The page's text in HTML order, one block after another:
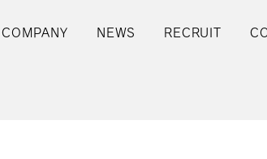
COMPANY NEWS RECRUIT